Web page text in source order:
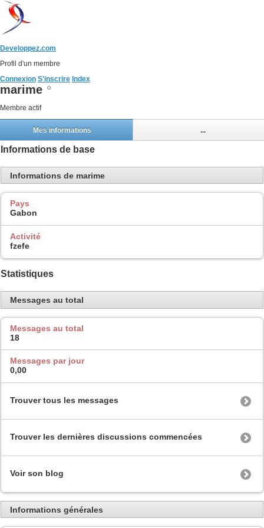
Developpez.com
Profil d'un membre
Connexion S'inscrire Index
marime
Membre actif
Mes informations ...
Informations de base
Informations de marime
Pays
Gabon
Activité
fzefe
Statistiques
Messages au total
Messages au total
18
Messages par jour
0,00
Trouver tous les messages
Trouver les dernières discussions commencées
Voir son blog
Informations générales